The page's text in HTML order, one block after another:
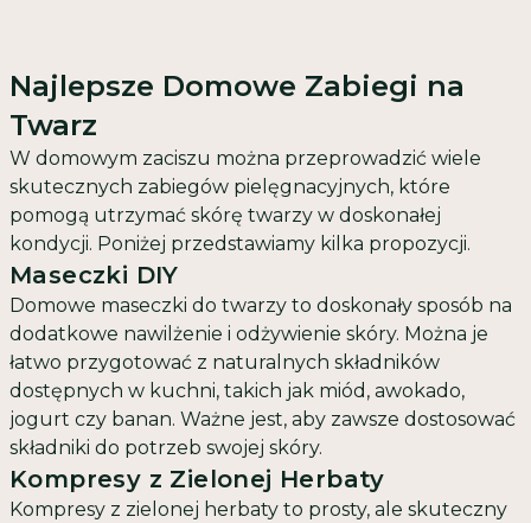
Najlepsze Domowe Zabiegi na
Twarz
W domowym zaciszu można przeprowadzić wiele
skutecznych zabiegów pielęgnacyjnych, które
pomogą utrzymać skórę twarzy w doskonałej
kondycji. Poniżej przedstawiamy kilka propozycji.
Maseczki DIY
Domowe maseczki do twarzy to doskonały sposób na
dodatkowe nawilżenie i odżywienie skóry. Można je
łatwo przygotować z naturalnych składników
dostępnych w kuchni, takich jak miód, awokado,
jogurt czy banan. Ważne jest, aby zawsze dostosować
składniki do potrzeb swojej skóry.
Kompresy z Zielonej Herbaty
Kompresy z zielonej herbaty to prosty, ale skuteczny